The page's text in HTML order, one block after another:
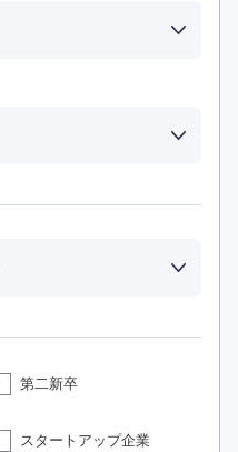
第二新卒
スタートアップ企業